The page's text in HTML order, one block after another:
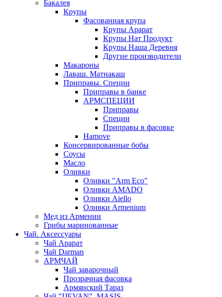
Бакалея
Крупы
Фасованная крупа
Крупы Арарат
Крупы Нат Продукт
Крупы Наша Деревня
Другие производители
Макароны
Лаваш. Матнакаш
Приправы. Специи
Приправы в банке
АРМСПЕЦИИ
Приправы
Специи
Приправы в фасовке
Hamove
Консервированные бобы
Соусы
Масло
Оливки
Оливки "Arm Eco"
Оливки AMADO
Оливки Aiello
Оливки Armenium
Мед из Армении
Грибы маринованные
Чай. Аксессуары
Чай Арарат
Чай Darman
АРМЧАЙ
Чай заварочный
Прозрачная фасовка
Армянский Тараз